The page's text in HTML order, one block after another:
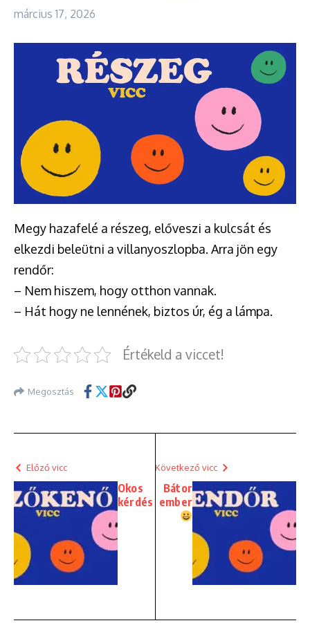
március 17, 2026
Megy hazafelé a részeg, előveszi a kulcsát és
elkezdi beleütni a villanyoszlopba. Arra jön egy
rendőr:
– Nem hiszem, hogy otthon vannak.
– Hát hogy ne lennének, biztos úr, ég a lámpa.
Értékeld a viccet!
Megosztás
Előző vicc
Okos
kérdés
Következő vicc
Bátor
ember